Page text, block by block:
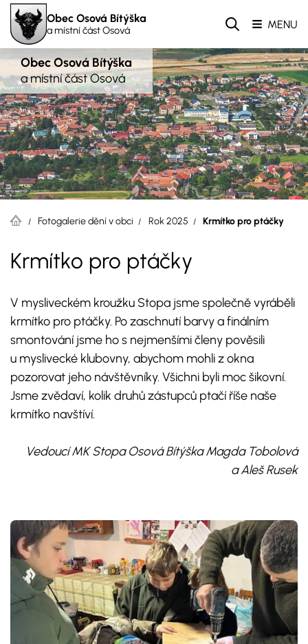
Obec Osová Bítýška
a místní část Osová MENU
Obec Osová Bítýška
a místní část Osová
Fotogalerie dění v obci Rok 2025 Krmítko pro ptáčky
Krmítko pro ptáčky
V mysliveckém kroužku Stopa jsme společně vyráběli
krmítko pro ptáčky. Po zaschnutí barvy a finálním
smontování jsme ho s nejmenšími členy pověsili
u myslivecké klubovny, abychom mohli z okna
pozorovat jeho návštěvníky. Všichni byli moc šikovní.
Jsme zvědaví, kolik druhů zástupců ptačí říše naše
krmítko navštíví.
Vedoucí MK Stopa Osová Bítýška Magda Tobolová
a Aleš Rusek